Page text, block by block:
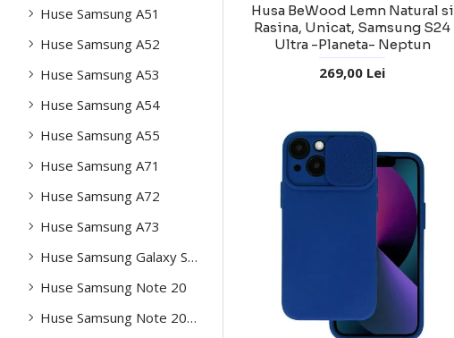
Huse Samsung A51
Huse Samsung A52
Huse Samsung A53
Huse Samsung A54
Huse Samsung A55
Huse Samsung A71
Huse Samsung A72
Huse Samsung A73
Huse Samsung Galaxy S25 Plus
Huse Samsung Note 20
Huse Samsung Note 20 Ultra
Husa BeWood Lemn Natural si
Rasina, Unicat, Samsung S24
Ultra -Planeta- Neptun
269,00 Lei